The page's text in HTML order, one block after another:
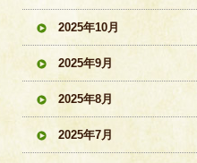
2025年10月
2025年9月
2025年8月
2025年7月